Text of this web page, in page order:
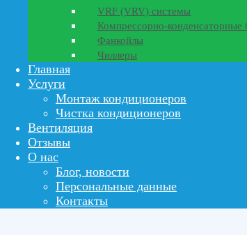
VRF (VRV) системы
Компрессорно-конденсаторные
Фанкойлы
Чиллеры
Главная
Услуги
Монтаж кондиционеров
Чистка кондиционеров
Вентиляция
Отзывы
О нас
Блог, новости
Персональные данные
Контакты